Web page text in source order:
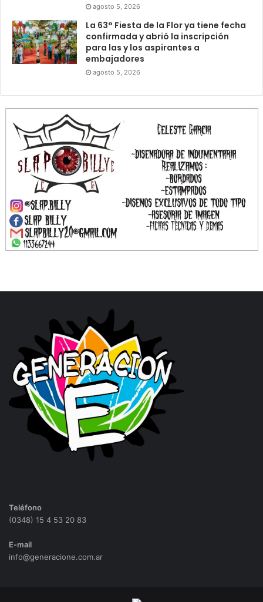
agosto 5, 2026
La 63° Fiesta de la Flor ya tiene fecha
confirmada y abrió la inscripción
para las y los aspirantes a
embajadores
agosto 5, 2026
Teléfono
(0348) 15 4 53 20 83
E-mail
info@generacione.com.ar